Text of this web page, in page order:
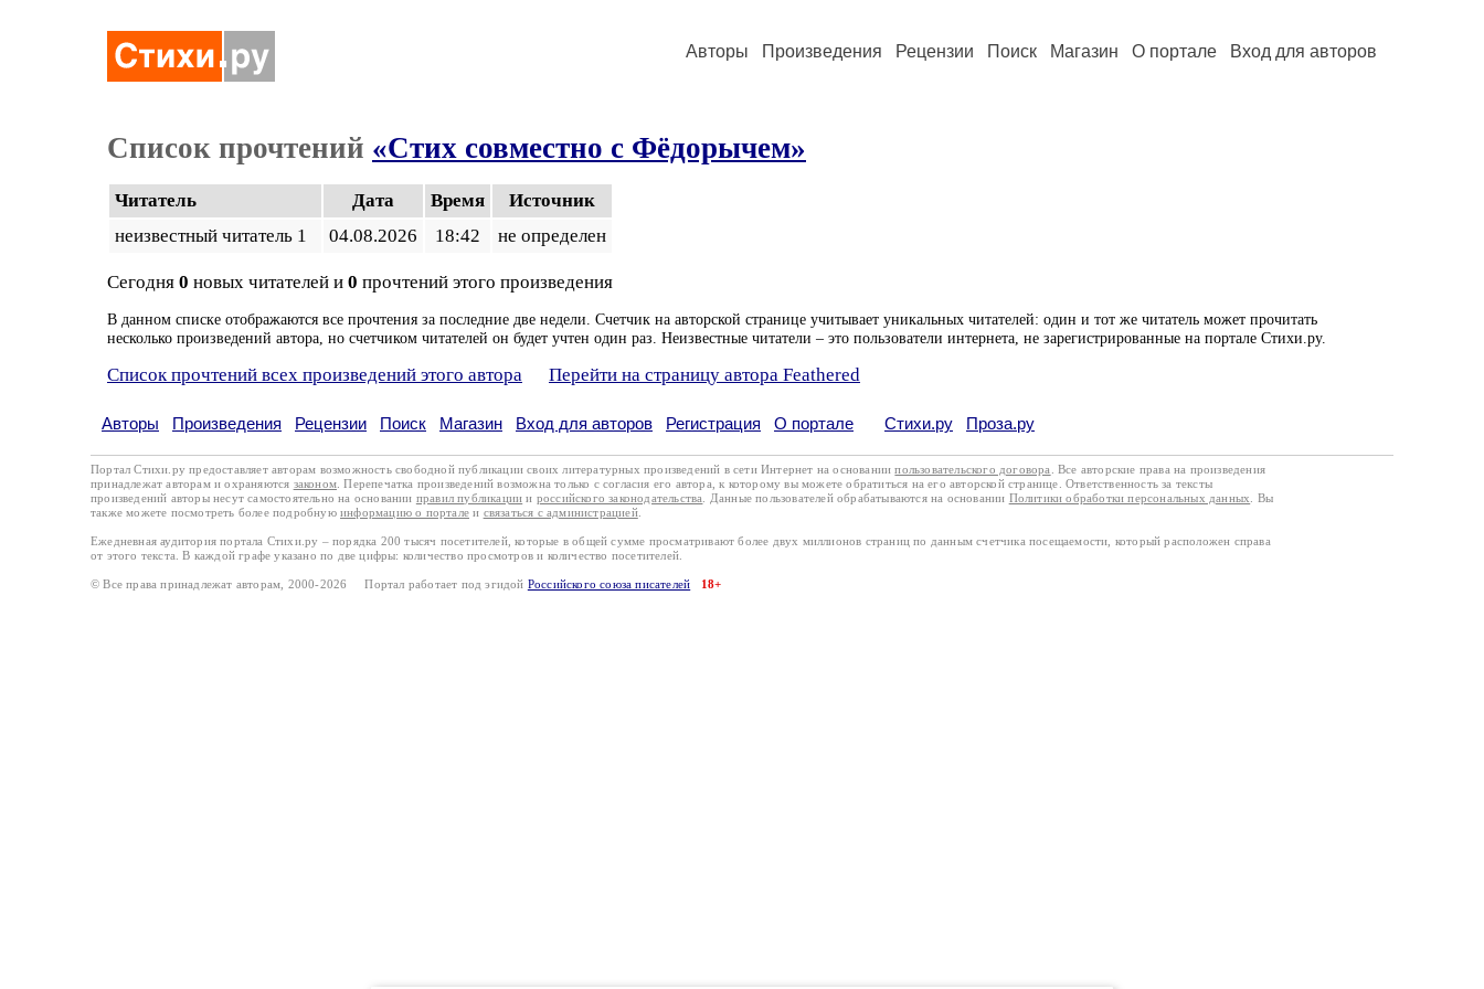
Авторы Произведения Рецензии Поиск Магазин О портале Вход для авторов
Список прочтений «Стих совместно с Фёдорычем»
Читатель Дата Время
Источник
неизвестный читатель 1
04.08.2026 18:42 не определен
Сегодня 0 новых читателей и 0 прочтений этого произведения
В данном списке отображаются все прочтения за последние две недели. Счетчик на авторской странице учитывает уникальных читателей: один и тот же читатель может прочитать
несколько произведений автора, но счетчиком читателей он будет учтен один раз. Неизвестные читатели – это пользователи интернета, не зарегистрированные на портале Стихи.ру.
Список прочтений всех произведений этого автора Перейти на страницу автора Feathered
Авторы Произведения Рецензии Поиск Магазин Вход для авторов Регистрация О портале Стихи.ру Проза.ру
Портал Стихи.ру предоставляет авторам возможность свободной публикации своих литературных произведений в сети Интернет на основаниипользовательского договора
. Все авторские права на произведения
принадлежат авторам и охраняются законом . Перепечатка произведений возможна только с согласия его автора, к которому вы можете обратиться на его авторской странице. Ответственность за тексты
произведений авторы несут самостоятельно на основании правил публикации и российского законодательства . Данные пользователей обрабатываются на основании Политики обработки персональных данных
. Вы
также можете посмотреть более подробную информацию о портале и связаться с администрацией.
Ежедневная аудитория портала Стихи.ру – порядка 200 тысяч посетителей, которые в общей сумме просматривают более двух миллионов страниц по данным счетчика посещаемости, который расположен справа
от этого текста. В каждой графе указано по две цифры: количество просмотров и количество посетителей.
© Все права принадлежат авторам, 2000-2026 Портал работает под эгидой Российского союза писателей 18+